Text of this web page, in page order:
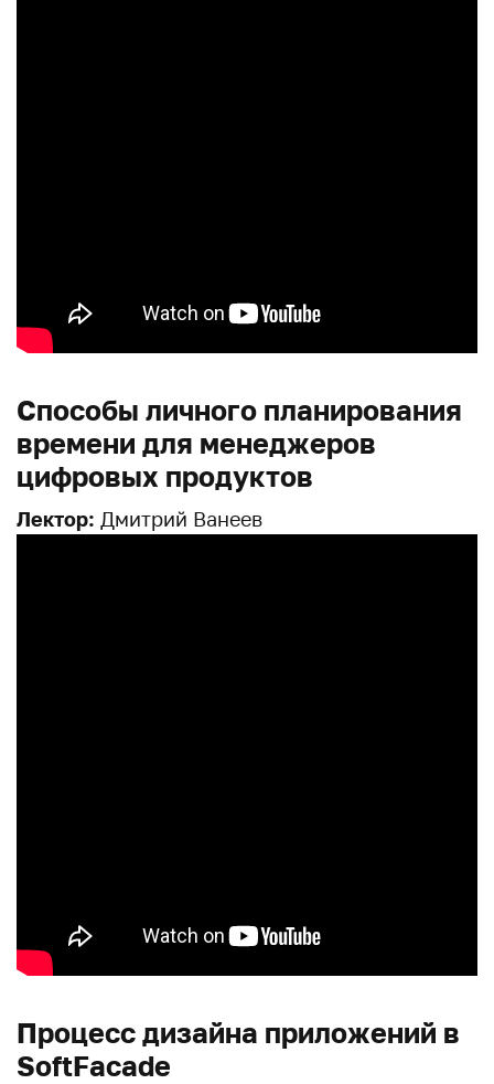
Способы личного планирования
времени для менеджеров
цифровых продуктов
Лектор: Дмитрий Ванеев
Процесс дизайна приложений в
SoftFacade